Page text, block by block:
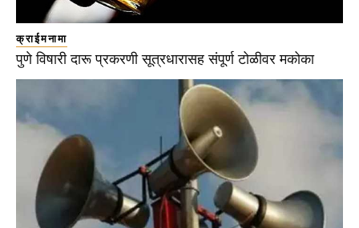
क्राईमनामा
पुणे विषारी दारू प्रकरणी सूत्रधारासह संपूर्ण टोळीवर मकोका